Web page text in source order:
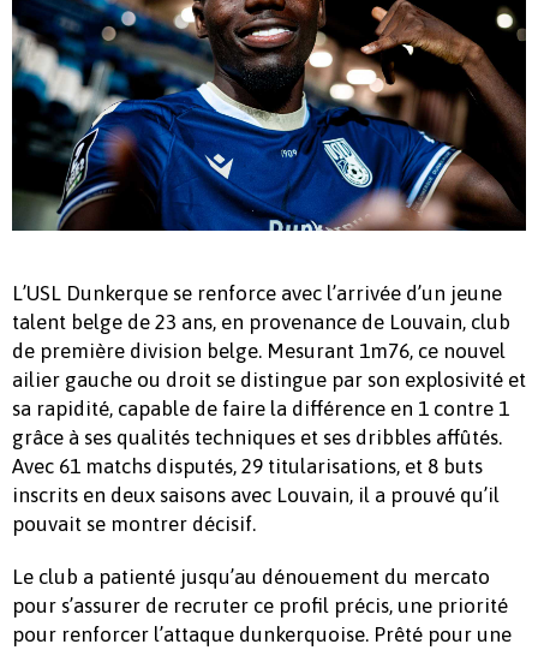
L’USL Dunkerque se renforce avec l’arrivée d’un jeune
talent belge de 23 ans, en provenance de Louvain, club
de première division belge. Mesurant 1m76, ce nouvel
ailier gauche ou droit se distingue par son explosivité et
sa rapidité, capable de faire la différence en 1 contre 1
grâce à ses qualités techniques et ses dribbles affûtés.
Avec 61 matchs disputés, 29 titularisations, et 8 buts
inscrits en deux saisons avec Louvain, il a prouvé qu’il
pouvait se montrer décisif.
Le club a patienté jusqu’au dénouement du mercato
pour s’assurer de recruter ce profil précis, une priorité
pour renforcer l’attaque dunkerquoise. Prêté pour une